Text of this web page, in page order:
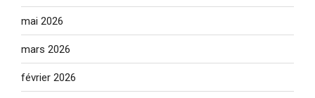
mai 2026
mars 2026
février 2026